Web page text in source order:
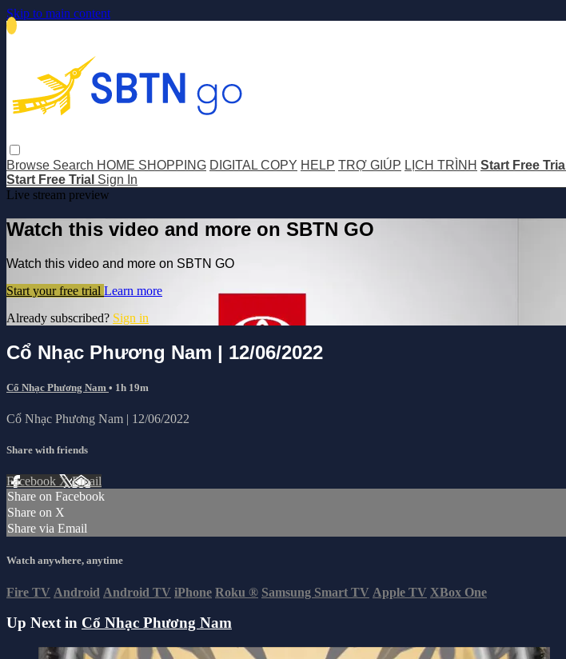
Skip to main content
Browse Search HOME SHOPPING DIGITAL COPY HELP TRỢ GIÚP LỊCH TRÌNH Start Free Trial
Start Free Trial Sign In
Live stream preview
Watch this video and more on SBTN GO
Watch this video and more on SBTN GO
Start your free trial Learn more
Already subscribed? Sign in
Cổ Nhạc Phương Nam | 12/06/2022
Cổ Nhạc Phương Nam • 1h 19m
Cổ Nhạc Phương Nam | 12/06/2022
Share with friends
Facebook XEmail
Share on Facebook
Share on X
Share via Email
Watch anywhere, anytime
Fire TV Android Android TV iPhone Roku ® Samsung Smart TV Apple TV XBox One
Up Next in Cổ Nhạc Phương Nam